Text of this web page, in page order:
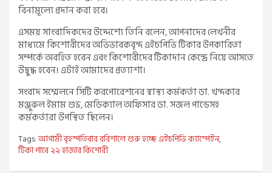
বিনামূল্যে প্রদান করা হবে।
এসময় সাংবাদিকদের উদ্দেশ্যে তিনি বলেন, আপনাদের লেখনীর
মাধ্যমে কিশোরীদের অভিভাবকবৃন্দ এইচপিভি টিকার উপকারিতা
সম্পর্কে অবহিত হবেন এবং কিশোরীদের টিকাদান কেন্দ্রে নিয়ে আসতে
উদ্বুদ্ধ হবেন। এটাই আমাদের প্রত্যাশা।
সংবাদ সম্মেলনে সিটি করপোরেশনের স্বাস্থ্য কর্মকর্তা ডা. খন্দকার
মঞ্জুরুল ইমাম শুভ্র, মেডিক্যাল অফিসার ডা. সজল পান্ডেসহ
কর্মকর্তারা উপস্থিত ছিলেন।
Tags:আগামী বৃহস্পতিবার বরিশালে শুরু হচ্ছে এইচপিভি ক্যাম্পেইন,
টিকা পাবে ২২ হাজার কিশোরী